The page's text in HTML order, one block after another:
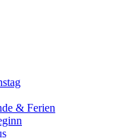
& Ferien